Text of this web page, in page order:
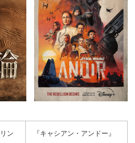
ン
『キャシアン・アンドー』